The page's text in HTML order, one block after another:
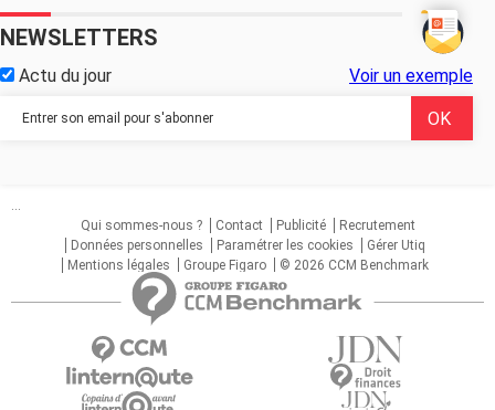
NEWSLETTERS
Actu du jour Voir un exemple
...
Qui sommes-nous ?
Contact Publicité
Recrutement
Données personnelles
Paramétrer les cookies
Gérer Utiq
Mentions légales
Groupe Figaro © 2026 CCM Benchmark